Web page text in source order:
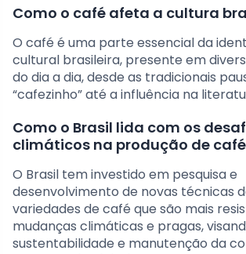
Como o café afeta a cultura
O café é uma parte essencial da
cultural brasileira, presente em
do dia a dia, desde as tradicionais
“cafezinho” até a influência na
Como o Brasil lida com os
climáticos na produção de
O Brasil tem investido em pesquisa e
desenvolvimento de novas técnicas
variedades de café que são mais
mudanças climáticas e pragas,
sustentabilidade e manutenção da